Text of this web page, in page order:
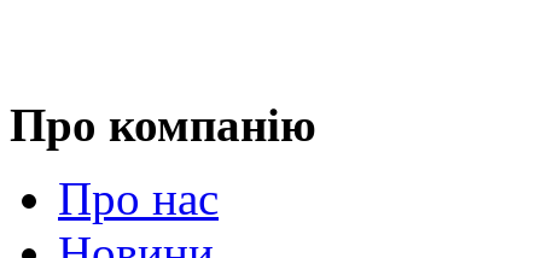
Про компанію
Про нас